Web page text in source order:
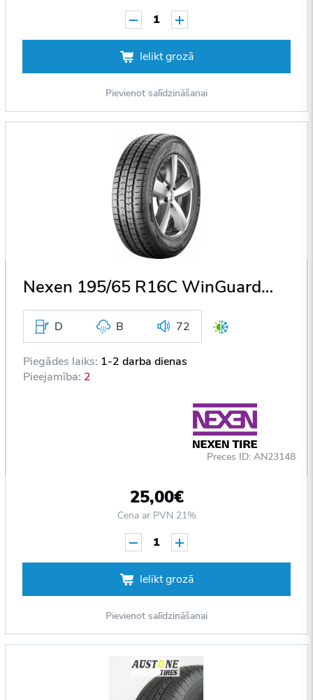
1
Ielikt grozā
Pievienot salīdzināšanai
Nexen 195/65 R16C WinGuard WT1 104/102T DOT2017
D B 72
Piegādes laiks: 1-2 darba dienas
Pieejamība: 2
Preces ID: AN23148
25,00€
Cena ar PVN 21%
1
Ielikt grozā
Pievienot salīdzināšanai